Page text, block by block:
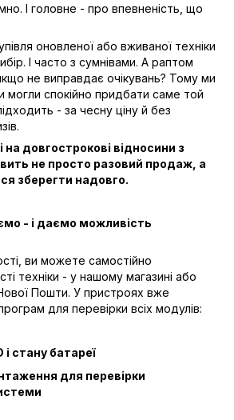
І головне - про впевненість, що
оновленої або вживаної техніки
І часто з сумнівами. А раптом
не виправдає очікувань? Тому ми
спокійно придбати саме той
- за чесну ціну й без
довгострокові відносини з
не просто разовий продаж, а
зберегти надовго.
- і даємо можливість
ви можете самостійно
техніки - у нашому магазині або
Пошти. У пристроях вже
для перевірки всіх модулів:
і стану батареї
для перевірки